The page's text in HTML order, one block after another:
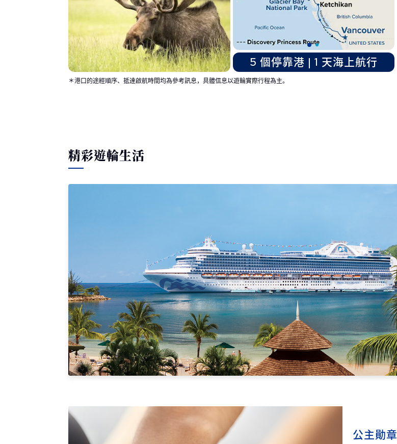
5 個停靠港 | 1 天海上航行
＊港口的途經順序、抵達啟航時間均為參考訊息，具體信息以遊輪實際行程為主。
精彩遊輪生活
公主勛章